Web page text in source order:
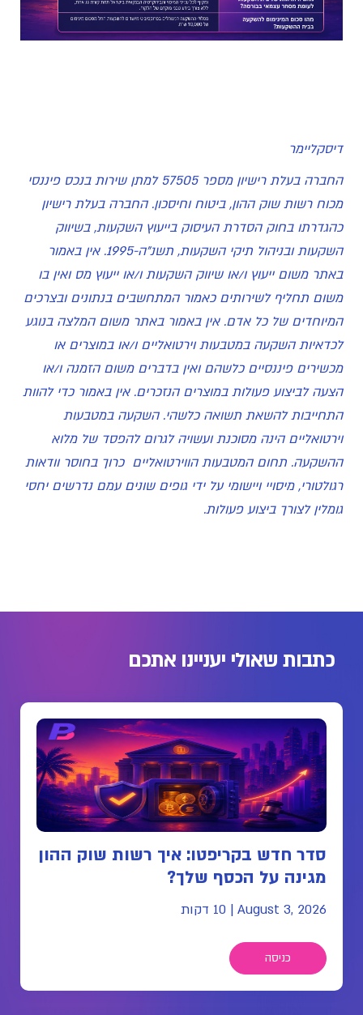
דיסקליימר
החברה בעלת רישיון מספר 57505 למתן שירות בנכס פיננסי
מכוח רשות שוק ההון, ביטוח וחיסכון. החברה בעלת רישיון
כהגדרתו בחוק הסדרת העיסוק בייעוץ השקעות, בשיווק
השקעות ובניהול תיקי השקעות, תשנ"ה-1995. אין באמור
באתר משום ייעוץ ו/או שיווק השקעות ו/או ייעוץ מס ואין בו
משום תחליף לשירותים כאמור המתחשבים בנתונים ובצרכים
המיוחדים של כל אדם. אין באמור באתר משום המלצה בנוגע
לכדאיות השקעה במטבעות וירטואליים ו/או במוצרים או
מכשירים פיננסיים כלשהם ואין בדברים משום הזמנה ו/או
הצעה לביצוע פעולות במוצרים הנזכרים. אין באמור כדי להוות
התחייבות להשאת תשואה כלשהי. השקעה במטבעות
וירטואליים הינה מסוכנת ועשויה לגרום להפסד של מלוא
ההשקעה. תחום המטבעות הווירטואליים כרוך בחוסר וודאות
רגולטורי, מיסויי ויישומי על ידי גופים שונים עמם נדרשים יחסי
גומלין לצורך ביצוע פעולות.
כתבות שאולי יעניינו אתכם
סדר חדש בקריפטו: איך רשות שוק ההון
מגינה על הכסף שלך?
August 3, 2026
| 10 דקות
כניסה